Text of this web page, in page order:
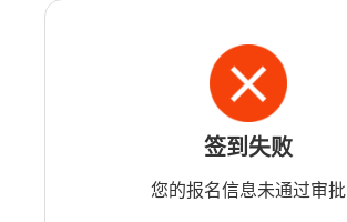
签到失败
您的报名信息未通过审批